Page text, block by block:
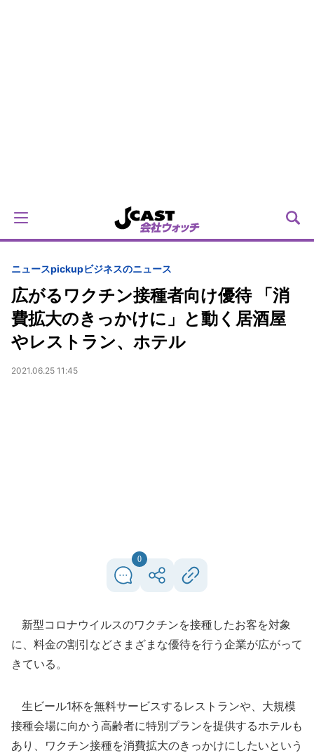
ニュースpickupビジネスのニュース
広がるワクチン接種者向け優待 「消
費拡大のきっかけに」と動く居酒屋
やレストラン、ホテル
2021.06.25 11:45
0
新型コロナウイルスのワクチンを接種したお客を対象
に、料金の割引などさまざまな優待を行う企業が広がって
きている。
生ビール1杯を無料サービスするレストランや、大規模
接種会場に向かう高齢者に特別プランを提供するホテルも
あり、ワクチン接種を消費拡大のきっかけにしたいという